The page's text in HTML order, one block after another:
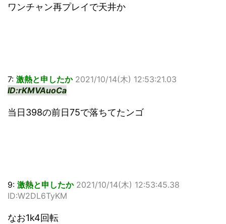
ワンチャン再プレイで天井か
7: 激熱と申したか 2021/10/14(木) 12:53:21.03
ID:rKMVAuoCa
当日398の前日75で落ちてたンゴ
9: 激熱と申したか 2021/10/14(木) 12:53:45.38
ID:W2DL6TyKM
なお1k4回転